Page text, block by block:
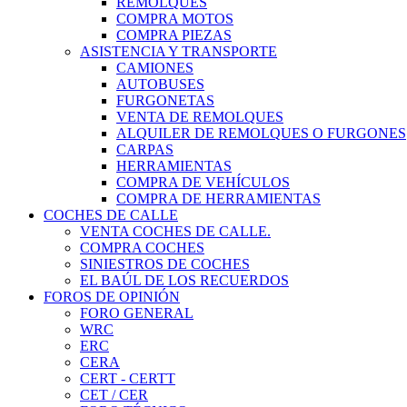
COMPRA MOTOS
COMPRA PIEZAS
ASISTENCIA Y TRANSPORTE
CAMIONES
AUTOBUSES
FURGONETAS
VENTA DE REMOLQUES
ALQUILER DE REMOLQUES O FURGONES
CARPAS
HERRAMIENTAS
COMPRA DE VEHÍCULOS
COMPRA DE HERRAMIENTAS
COCHES DE CALLE
VENTA COCHES DE CALLE.
COMPRA COCHES
SINIESTROS DE COCHES
EL BAÚL DE LOS RECUERDOS
FOROS DE OPINIÓN
FORO GENERAL
WRC
ERC
CERA
CERT - CERTT
CET / CER